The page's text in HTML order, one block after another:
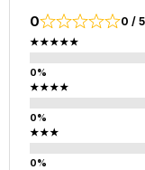
0 0 /
★★★★★
★★★★
★★★